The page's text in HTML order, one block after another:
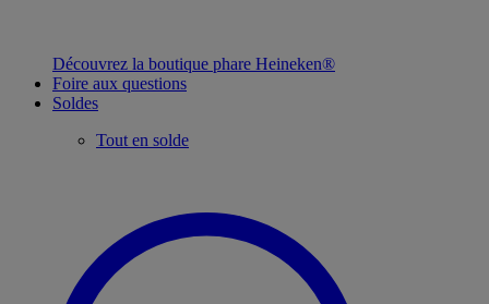
Découvrez la boutique phare Heineken®
Foire aux questions
Soldes
Tout en solde